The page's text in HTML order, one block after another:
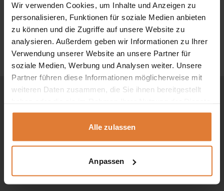
Wir verwenden Cookies, um Inhalte und Anzeigen zu
personalisieren, Funktionen für soziale Medien anbieten
zu können und die Zugriffe auf unsere Website zu
analysieren. Außerdem geben wir Informationen zu Ihrer
Verwendung unserer Website an unsere Partner für
soziale Medien, Werbung und Analysen weiter. Unsere
Partner führen diese Informationen möglicherweise mit
weiteren Daten zusammen, die Sie ihnen bereitgestellt
gesammelt haben.
Alle zulassen
Anpassen
Bett WOOD4
909,00 € 1009,00
Preisspanne:
909,00 €
bis
1009,00 €
Alle 2 Ergebnisse werden angezeigt
Nach
Beliebtheit
sortiert